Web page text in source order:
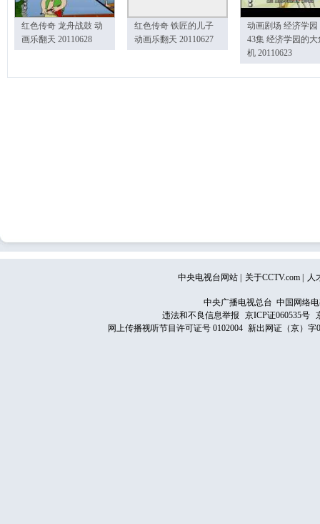
红色传奇 龙舟战鼓 动
画乐翻天 20110628
红色传奇 铁匠的儿子
动画乐翻天 20110627
动画剧场 经济学园
43集 经济学园的大
机 20110623
中央电视台网站 关于CCTV.com 人
中央广播电视总台 中国网络
违法和不良信息举报
京ICP证060535号
网上传播视听节目许可证号 0102004 新出网证（京）